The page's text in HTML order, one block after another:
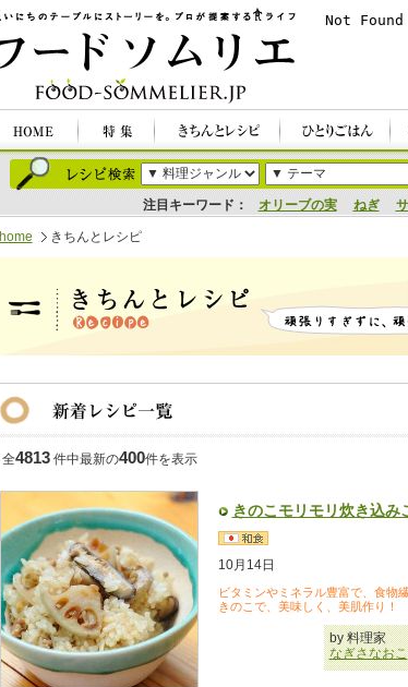
注目キーワード： オリーブの実 ねぎ
home きちんとレシピ
全4813件中最新の400件を表示
きのこモリモリ炊き込み
10月14日
ビタミンやミネラル豊富で、食物
きのこで、美味しく、美肌作り！
by 料理家
なぎさなおこ